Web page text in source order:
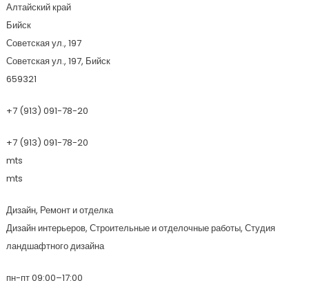
Алтайский край
Бийск
Советская ул., 197
Советская ул., 197, Бийск
659321
+7 (913) 091-78-20
+7 (913) 091-78-20
mts
mts
Дизайн, Ремонт и отделка
Дизайн интерьеров, Строительные и отделочные работы, Студия
ландшафтного дизайна
пн-пт 09:00–17:00